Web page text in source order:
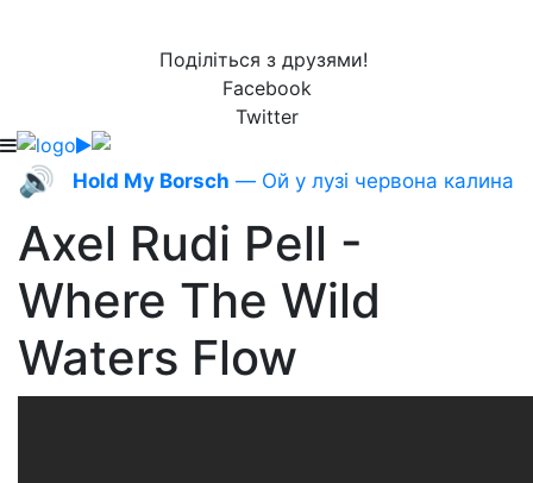
Поділіться з друзями!
Facebook
Twitter
🔊 Hold My Borsch — Ой у лузі червона калина
Axel Rudi Pell -
Where The Wild
Waters Flow